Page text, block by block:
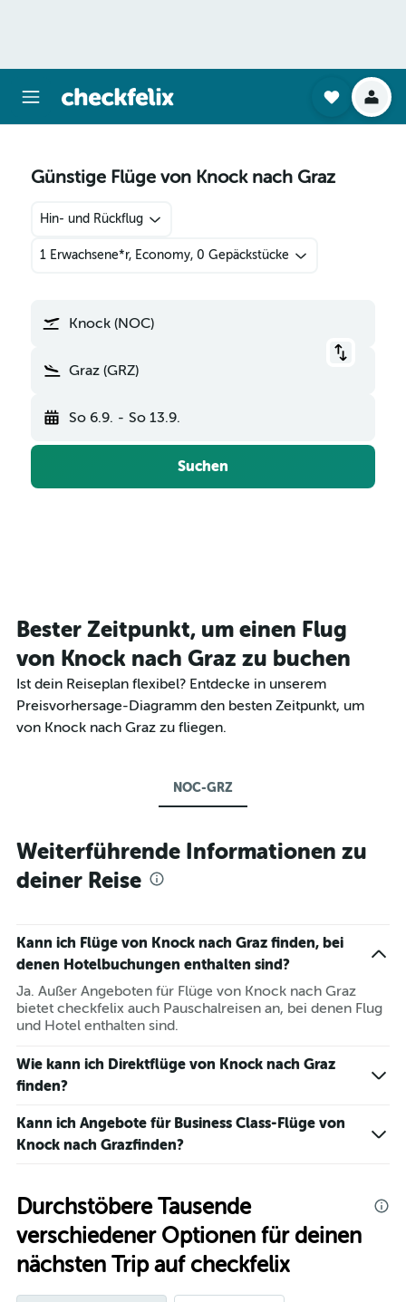
Günstige Flüge von Knock nach Graz
Hin- und Rückflug
1 Erwachsene*r, Economy, 0 Gepäckstücke
Knock (NOC)
Graz (GRZ)
So 6.9. - So 13.9.
Suchen
Bester Zeitpunkt, um einen Flug
von Knock nach Graz zu buchen
Ist dein Reiseplan flexibel? Entdecke in unserem
Preisvorhersage-Diagramm den besten Zeitpunkt, um
von Knock nach Graz zu fliegen.
NOC-GRZ
Weiterführende Informationen zu
deiner Reise
Kann ich Flüge von Knock nach Graz finden, bei
denen Hotelbuchungen enthalten sind?
Ja. Außer Angeboten für Flüge von Knock nach Graz
bietet checkfelix auch Pauschalreisen an, bei denen Flug
und Hotel enthalten sind.
Wie kann ich Direktflüge von Knock nach Graz
finden?
Kann ich Angebote für Business Class-Flüge von
Knock nach Grazfinden?
Durchstöbere Tausende
verschiedener Optionen für deinen
nächsten Trip auf checkfelix